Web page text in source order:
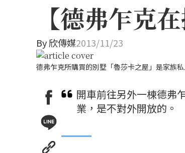
【德弗乍克
By欣傳媒2013/11/23
德弗乍克所購買的別墅「魯莎卡之屋」是家族
開車前往另外一棟德弗
業，是不對外開放的。